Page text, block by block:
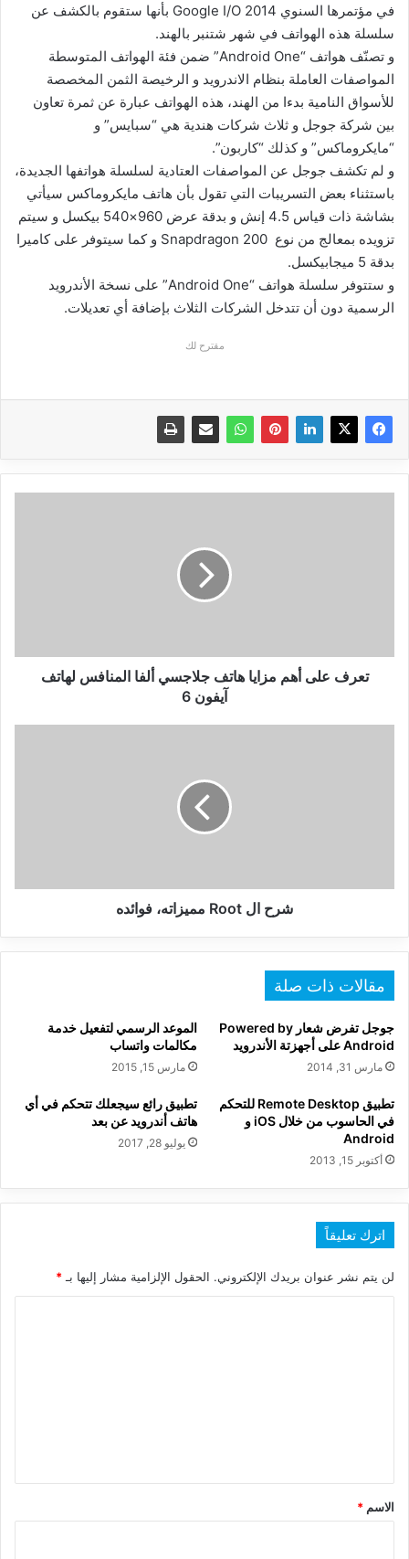
في مؤتمرها السنوي Google I/O 2014 بأنها ستقوم بالكشف عن
سلسلة هذه الهواتف في شهر شتنبر بالهند.
و تصنّف هواتف “Android One” ضمن فئة الهواتف المتوسطة
المواصفات العاملة بنظام الاندرويد و الرخيصة الثمن المخصصة
للأسواق النامية بدءا من الهند، هذه الهواتف عبارة عن ثمرة تعاون
بين شركة جوجل و ثلاث شركات هندية هي “سبايس” و
“مايكروماكس” و كذلك “كاربون”.
و لم تكشف جوجل عن المواصفات العتادية لسلسلة هواتفها الجديدة،
باستثناء بعض التسريبات التي تقول بأن هاتف مايكروماكس سيأتي
بشاشة ذات قياس 4.5 إنش و بدقة عرض 960×540 بيكسل و سيتم
تزويده بمعالج من نوع Snapdragon 200 و كما سيتوفر على كاميرا
بدقة 5 ميجابيكسل.
و ستتوفر سلسلة هواتف “Android One” على نسخة الأندرويد
الرسمية دون أن تتدخل الشركات الثلاث بإضافة أي تعديلات.
مقترح لك
لهاتف
آيفونتعرف على أهم مزايا هاتف جلاجسي ألفا المنافس لهاتف
آيفون 6
شرح ال Root مميزاته، فوائده
مقالات ذات صلة
جوجل تفرض شعار Powered by
Android على أجهزتة الأندرويد
مارس 31, 2014
الموعد الرسمي لتفعيل خدمة
مكالمات واتساب
مارس 15, 2015
تطبيق Remote Desktop للتحكم
في الحاسوب من خلال iOS و
Android
أكتوبر 15, 2013
تطبيق رائع سيجعلك تتحكم في أي
هاتف أندرويد عن بعد
يوليو 28, 2017
اترك تعليقاً
لن يتم نشر عنوان بريدك الإلكتروني. الحقول الإلزامية مشار إليها بـ *
*
الاسم *